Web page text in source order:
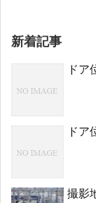
新着記事
ドア
ドア
撮影